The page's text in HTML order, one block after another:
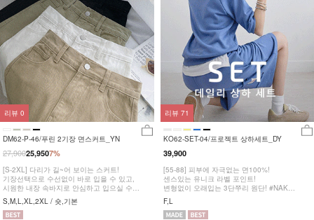
DM62-P-46/푸린 2기장 면스커트_YN
7%
27,90025,950
[S-2XL] 다리가 길~어 보이는 스커트!
기장선택으로 수선없이 바로 입을 수 있고,
시원한 내장 속바지로 안심하고 입으실 수
있어요
S,M,L,XL,2XL / 숏,기본
리뷰 0
KO62-SET-04/프로젝트 상하세트_DY
39,900
[55-88] 피부에 자극없는 면100%!
센스있는 유니크 라벨 포인트!
변형없이 오래입는 3단쭈리 원단! #NAK
MADE.
F,L
리뷰 71